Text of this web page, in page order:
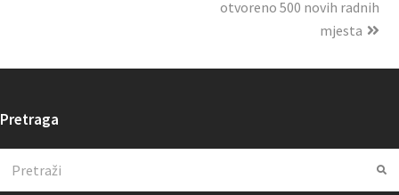
otvoreno 500 novih radnih
mjesta
Pretraga